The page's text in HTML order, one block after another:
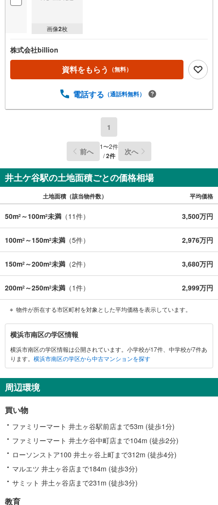
画像2枚
株式会社billion
資料をもらう （無料）
電話する （通話料無料）
1
前へ 1〜2件
/2件 次へ
井土ケ谷駅の土地面積ごとの価格相場
土地面積（該当物件数） 平均価格
50m2 ～100m2未満 （11件） 3,500万円
100m2 ～150m2未満 （5件） 2,976万円
150m2 ～200m2未満 （2件） 3,680万円
200m2 ～250m2未満 （1件） 2,999万円
物件が所在する市区町村を対象とした平均価格を表示しています。
横
浜
市
南
に
関
る
情
報
横浜市南区の学区情報
横浜市南区の学区情報は公開されています。小学校が17件、中学校が7件あ
ります。 横浜市南区の学区から中古マンションを探す
周辺環境
買い物
ファミリーマート 井土ヶ谷駅前店まで53m (徒歩1分)
ファミリーマート 井土ケ谷中町店まで104m (徒歩2分)
ローソンストア100 井土ヶ谷上町まで312m (徒歩4分)
マルエツ 井土ヶ谷店まで184m (徒歩3分)
サミット 井土ヶ谷店まで231m (徒歩3分)
教育